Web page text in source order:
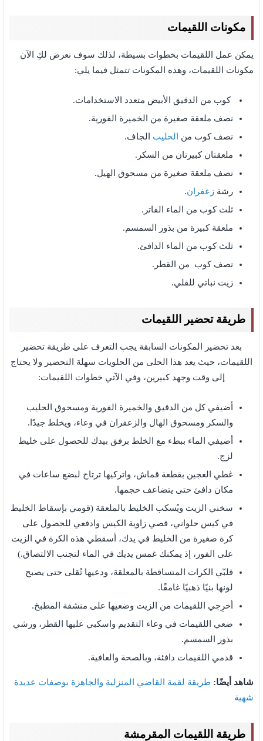
مكونات اللقيمات
يمكن عمل اللقيمات بخطوات بسيطة، لذلك سوف نعرض لكِ الآن
مكونات اللقيمات، وهذه المكونات تتمثل فيما يلي:
كوب من الدقيق الأبيض متعدد الاستخدامات.
نصف ملعقة صغيرة من الخميرة الفورية.
نصف كوب من
الحليب الجاف.
ملعقتان كبيرتان من السكر.
نصف ملعقة صغيرة من مسحوق الهيل.
رشة زعفران.
ثلث كوب من الماء الفاتر.
ملعقة كبيرة من بذور السمسم.
ثلث كوب من الماء الدافئ.
نصف كوب من القطر.
زيت نباتي للقلي.
طريقة تحضير اللقيمات
بعد تحضير المكونات السابقة يجب التعرف على طريقة تحضير
اللقيمات، حيث يعد هذا الحلى من الحلويات سهلة التحضير ولا يحتاج
إلى وقت وجهد كبيرين، وفي الآتي خطوات اللقيمات:
أضيفي كل من الدقيق والخميرة الفورية ومسحوق الحليب
والسكر ومسحوق الهال والزعفران في وعاء، ويخلط جيدًا.
أضيفي الماء ببطء مع الخلط برفق بيدك للحصول على خليط
لزج.
غطي العجين بقطعة قماش، واتركيها ترتاح لبضع ساعات في
مكان دافئ حتى يتضاعف حجمها.
سخني الزيت ويُسكب الخليط بالملعقة (قومي بإسقاط الخليط
في كيس حلواني، قصي زاوية الكيس وادفعي للحصول على
كرة صغيرة من الخليط في يدك، أسقطي هذه الكرة في الزيت
على الفور، إذ يمكنك غمس يديك في الماء لتجنب الالتصاق.)
قلبّي الكرات المتساقطة بالمعلقة، ودعيها تُقلى حتى يصبح
لونها بنيًا ذهبيًا غامقًا.
أخرِجي اللقيمات من الزيت وضعيها على منشفة المطبخ.
ضعي اللقيمات في وعاء التقديم واسكبي عليها القطر، ورشي
بذور السمسم.
قدمي اللقيمات دافئة، وبالصحة والعافية.
شاهد أيضًا: طريقة لقمة القاضي المنزلية والجاهزة بوصفات عديدة
شهية
طريقة اللقيمات المقرمشة